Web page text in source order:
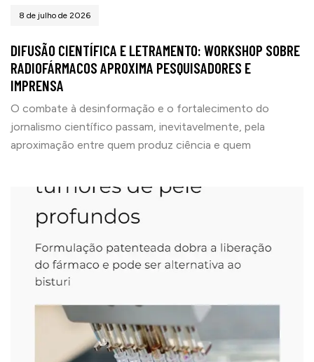
8 de julho de 2026
DIFUSÃO CIENTÍFICA E LETRAMENTO: WORKSHOP SOBRE
RADIOFÁRMACOS APROXIMA PESQUISADORES E
IMPRENSA
O combate à desinformação e o fortalecimento do
jornalismo científico passam, inevitavelmente, pela
aproximação entre quem produz ciência e quem